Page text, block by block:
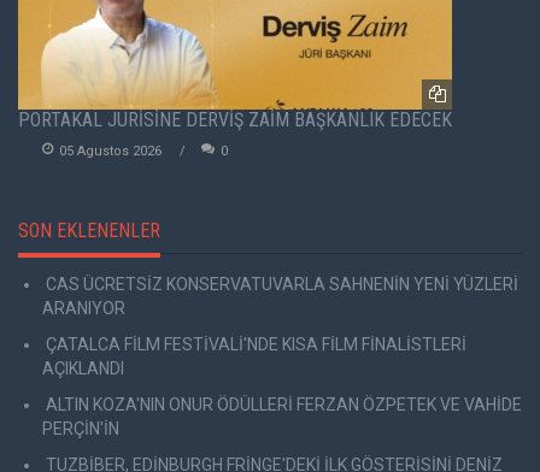
PORTAKAL JÜRİSİNE DERVİŞ ZAİM BAŞKANLIK EDECEK
05 Agustos 2026 0
SON EKLENENLER
CAS ÜCRETSİZ KONSERVATUVARLA SAHNENİN YENİ YÜZLERİ
ARANIYOR
ÇATALCA FİLM FESTİVALİ'NDE KISA FİLM FİNALİSTLERİ
AÇIKLANDI
ALTIN KOZA'NIN ONUR ÖDÜLLERİ FERZAN ÖZPETEK VE VAHİDE
PERÇİN'İN
TUZBİBER, EDİNBURGH FRİNGE'DEKİ İLK GÖSTERİSİNİ DENİZ